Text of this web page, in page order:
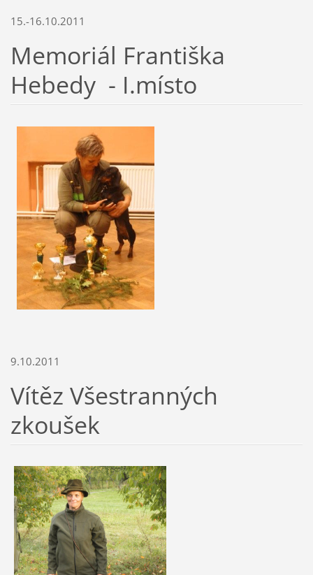
15.-16.10.2011
Memoriál Františka
Hebedy - I.místo
9.10.2011
Vítěz Všestranných
zkoušek